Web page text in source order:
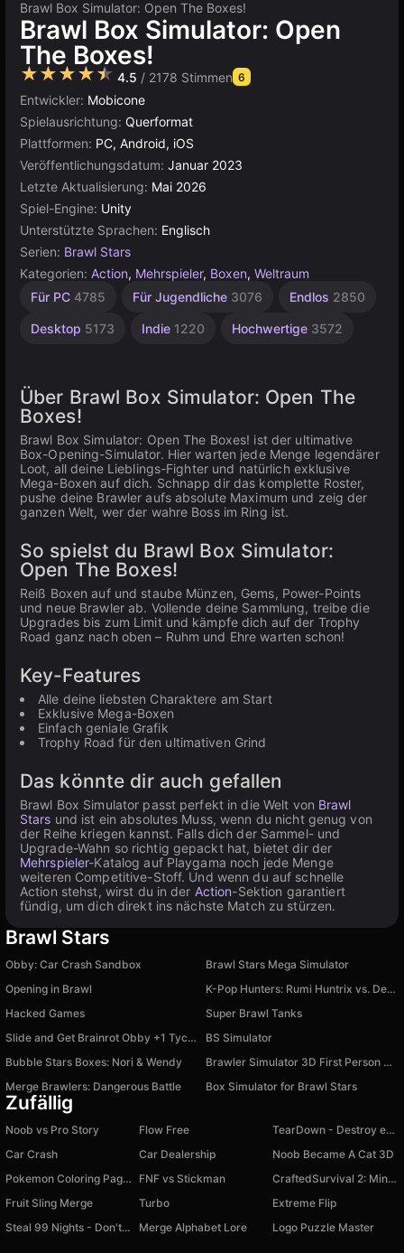
Brawl Box Simulator: Open The Boxes!
Brawl Box Simulator: Open
The Boxes!
★★★★★ 4.5 / 2178 Stimmen 6
Entwickler: Mobicone
Spielausrichtung: Querformat
Plattformen: PC, Android, iOS
Veröffentlichungsdatum: Januar 2023
Letzte Aktualisierung: Mai 2026
Spiel-Engine: Unity
Unterstützte Sprachen: Englisch
Serien: Brawl Stars
Kategorien: Action, Mehrspieler, Boxen, Weltraum
Für PC 4785 Für Jugendliche 3076 Endlos 2850
Desktop 5173 Indie 1220 Hochwertige 3572
Pixel
437
Browser
Unity
3175
Über Brawl Box Simulator: Open The
Boxes!
Brawl Box Simulator: Open The Boxes! ist der ultimative
Box-Opening-Simulator. Hier warten jede Menge legendärer
Loot, all deine Lieblings-Fighter und natürlich exklusive
Mega-Boxen auf dich. Schnapp dir das komplette Roster,
pushe deine Brawler aufs absolute Maximum und zeig der
ganzen Welt, wer der wahre Boss im Ring ist.
So spielst du Brawl Box Simulator:
Open The Boxes!
Reiß Boxen auf und staube Münzen, Gems, Power-Points
und neue Brawler ab. Vollende deine Sammlung, treibe die
Upgrades bis zum Limit und kämpfe dich auf der Trophy
Road ganz nach oben – Ruhm und Ehre warten schon!
Key-Features
Alle deine liebsten Charaktere am Start
Exklusive Mega-Boxen
Einfach geniale Grafik
Trophy Road für den ultimativen Grind
Das könnte dir auch gefallen
Brawl Box Simulator passt perfekt in die Welt von Brawl
Stars und ist ein absolutes Muss, wenn du nicht genug von
der Reihe kriegen kannst. Falls dich der Sammel- und
Upgrade-Wahn so richtig gepackt hat, bietet dir der
Mehrspieler-Katalog auf Playgama noch jede Menge
weiteren Competitive-Stoff. Und wenn du auf schnelle
Action stehst, wirst du in der Action-Sektion garantiert
fündig, um dich direkt ins nächste Match zu stürzen.
Brawl Stars
Obby: Car Crash Sandbox
Brawl Stars Mega Simulator
Opening in Brawl
K-Pop Hunters: Rumi Huntrix vs. Demons
Hacked Games
Super Brawl Tanks
Slide and Get Brainrot Obby +1 Tycoon 3D
BS Simulator
Bubble Stars Boxes: Nori & Wendy
Brawler Simulator 3D First Person Shooter
Merge Brawlers: Dangerous Battle
Box Simulator for Brawl Stars
Zufällig
Noob vs Pro Story Flow Free
TearDown - Destroy everything
Car Crash
Car Dealership
Noob Became A Cat 3D
Pokemon Coloring Pages
FNF vs Stiсkman
CraftedSurvival 2: Mine Survival & Building
Fruit Sling Merge
Turbo
Extreme Flip
Steal 99 Nights - Don't Wake the Deer!
Merge Alphabet Lore Logo Puzzle Master